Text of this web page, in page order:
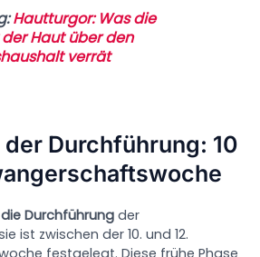
Hautturgor: Was die
Haut über den
verrät
Durchführung: 10
Durchführungder
ist zwischen der 10. und 12.
festgelegt. Diese frühe Phase